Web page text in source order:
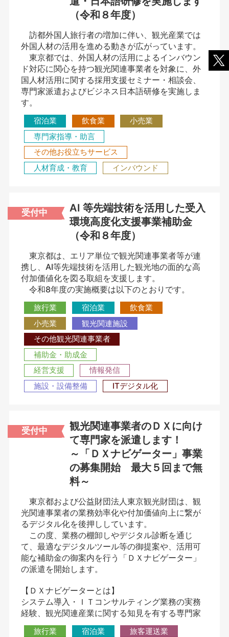
（令和８年度）
訪都外国人旅行者の増加に伴い、観光産業では
外国人材の活用を進める動きが広がっています。
東京都では、外国人材の活用によるインバウン
ド対応に関心を持つ観光関連事業者を対象に、外
国人材活用に関する採用支援セミナー・相談会、
専門家派遣およびビジネス日本語研修を実施しま
す。
宿泊業 飲食業
小売業
専門家指導・助言
その他お役立ちサービス
人材育成・教育
インバウンド
AI 等先端技術を活用した受入
環境高度化支援事業補助金
（令和８年度）
受付中
東京都は、エリア単位で観光関連事業者等が連
携し、AI等先端技術を活用した観光地の面的な高
付加価値化を図る取組を支援します。
令和8年度の実施概要は以下のとおりです。
旅行業 宿泊業
飲食業
小売業
観光関連施設
その他観光関連事業者
補助金・助成金
経営支援
情報発信
施設・設備整備
ITデジタル化
観光関連事業者のＤＸに向け
て専門家を派遣します！
～「ＤＸナビゲーター」事業
の募集開始 最大５回まで無
料～
受付中
東京都および公益財団法人東京観光財団は、観
光関連事業者の業務効率化や付加価値向上に繋が
るデジタル化を後押ししています。
この度、業務の棚卸しやデジタル診断を通じ
て、最適なデジタルツール等の御提案や、活用可
能な補助金の御案内を行う「ＤＸナビゲーター」
の派遣を開始します。
【ＤＸナビゲーターとは】
システム導入・ＩＴコンサルティング業務の実務
経験、観光関連産業に関する知見を有する専門家
旅行業 宿泊業
旅客運送業